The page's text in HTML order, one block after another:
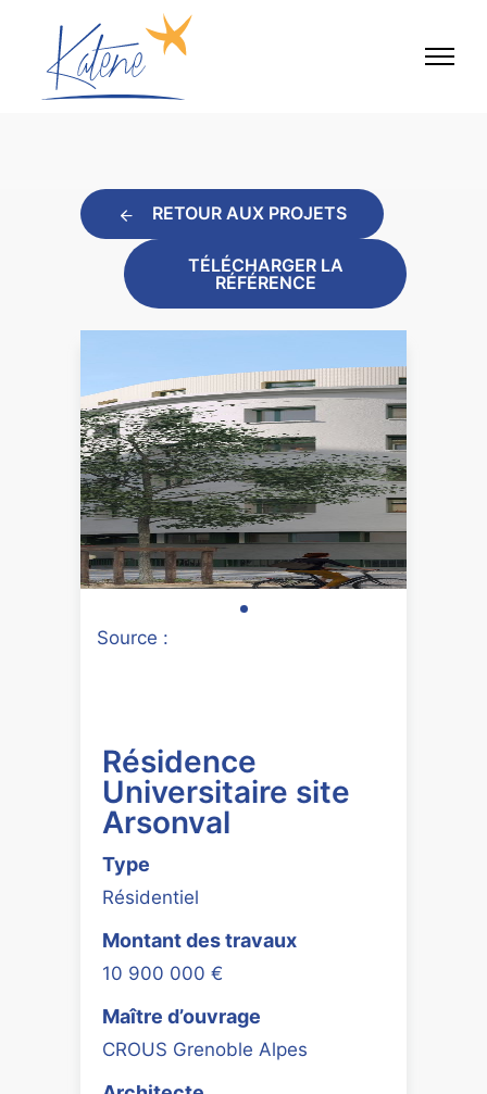
RETOUR AUX PROJETS
TÉLÉCHARGER LA
RÉFÉRENCE
Source :
Résidence
Universitaire site
Arsonval
Type
Résidentiel
Montant des travaux
10 900 000 €
Maître d’ouvrage
CROUS Grenoble Alpes